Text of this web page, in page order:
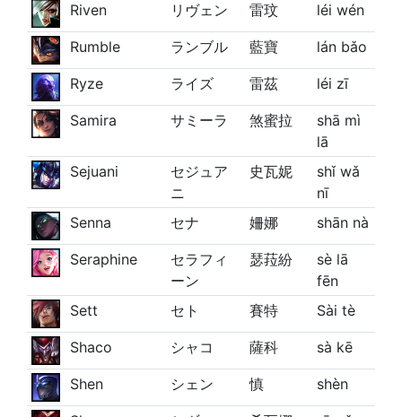
Riven
リヴェン 雷玟 léi wén
Rumble ランブル 藍寶 lán bǎo
Ryze ライズ 雷茲 léi zī
Samira サミーラ 煞蜜拉
shā mì
lā
Sejuani
セジュア
ニ
史瓦妮
shǐ wǎ
nī
Senna
セナ 姍娜 shān nà
Seraphine
セラフィ
ーン
瑟菈紛
sè lā
fēn
Sett
セト 賽特 Sài tè
Shaco シャコ 薩科 sà kē
Shen シェン 慎 shèn